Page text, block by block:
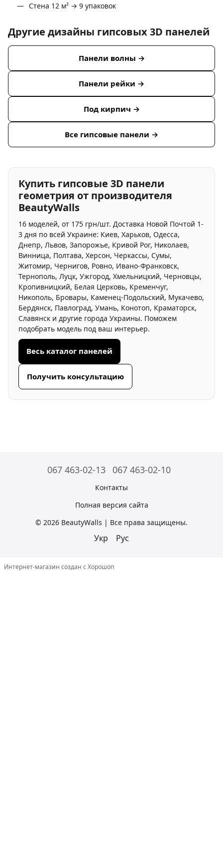
Стена 12 м² → 9 упаковок
Другие дизайны гипсовых 3D панелей
Панели волны →
Панели рейки →
Под кирпич →
Все гипсовые панели →
Купить гипсовые 3D панели
геометрия от производителя
BeautyWalls
16 моделей, от 175 грн/шт. Доставка Новой Почтой 1-
3 дня по всей Украине: Киев, Харьков, Одесса,
Днепр, Львов, Запорожье, Кривой Рог, Николаев,
Винница, Полтава, Херсон, Черкассы, Сумы,
Житомир, Чернигов, Ровно, Ивано-Франковск,
Тернополь, Луцк, Ужгород, Хмельницкий, Черновцы,
Кропивницкий, Белая Церковь, Кременчуг,
Никополь, Бровары, Каменец-Подольский, Мукачево,
Бердянск, Павлоград, Умань, Конотоп, Краматорск,
Славянск и другие города Украины. Поможем
подобрать модель под ваш интерьер.
Весь каталог панелей
Получить консультацию
067 463-02-13 067 463-02-10
Контакты
Полная версия сайта
© 2026 BeautyWalls | Все права защищены.
Укр Рус
Интернет-магазин создан с Хорошоп